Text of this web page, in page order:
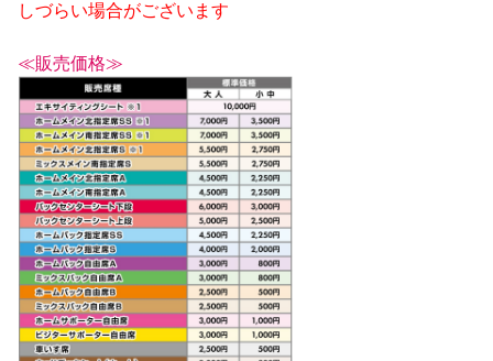
しづらい場合がございます
≪販売価格≫